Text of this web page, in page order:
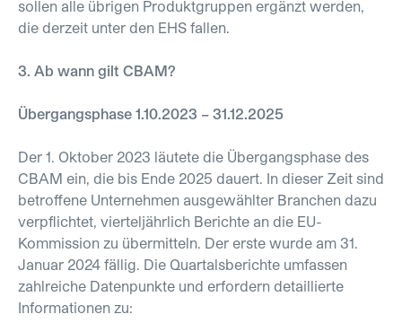
sollen alle übrigen Produktgruppen ergänzt werden,
die derzeit unter den EHS fallen.
3. Ab wann gilt CBAM?
Übergangsphase 1.10.2023 – 31.12.2025
Der 1. Oktober 2023 läutete die Übergangsphase des
CBAM ein, die bis Ende 2025 dauert. In dieser Zeit sind
betroffene Unternehmen ausgewählter Branchen dazu
verpflichtet, vierteljährlich Berichte an die EU-
Kommission zu übermitteln. Der erste wurde am 31.
Januar 2024 fällig. Die Quartalsberichte umfassen
zahlreiche Datenpunkte und erfordern detaillierte
Informationen zu: